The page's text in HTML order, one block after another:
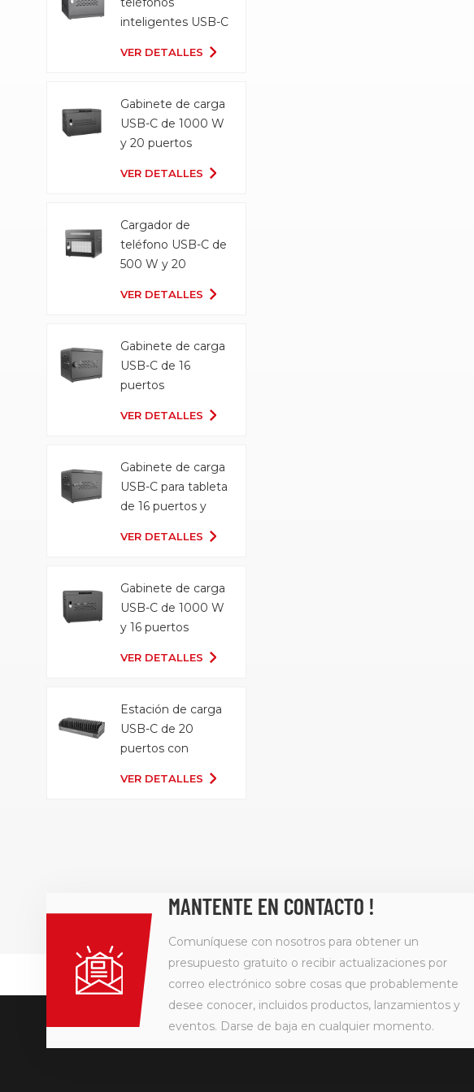
inteligentes USB-C
VER DETALLES
Gabinete de carga
USB-C de 1000 W
y 20 puertos
VER DETALLES
Cargador de
teléfono USB-C de
500 W y 20
VER DETALLES
Gabinete de carga
USB-C de 16
puertos
VER DETALLES
Gabinete de carga
USB-C para tableta
de 16 puertos y
VER DETALLES
Gabinete de carga
USB-C de 1000 W
y 16 puertos
VER DETALLES
Estación de carga
USB-C de 20
puertos con
organizadora
VER DETALLES
MANTENTE EN CONTACTO !
Comuníquese con nosotros para obtener un
presupuesto gratuito o recibir actualizaciones por
correo electrónico sobre cosas que probablemente
desee conocer, incluidos productos, lanzamientos y
eventos. Darse de baja en cualquier momento.